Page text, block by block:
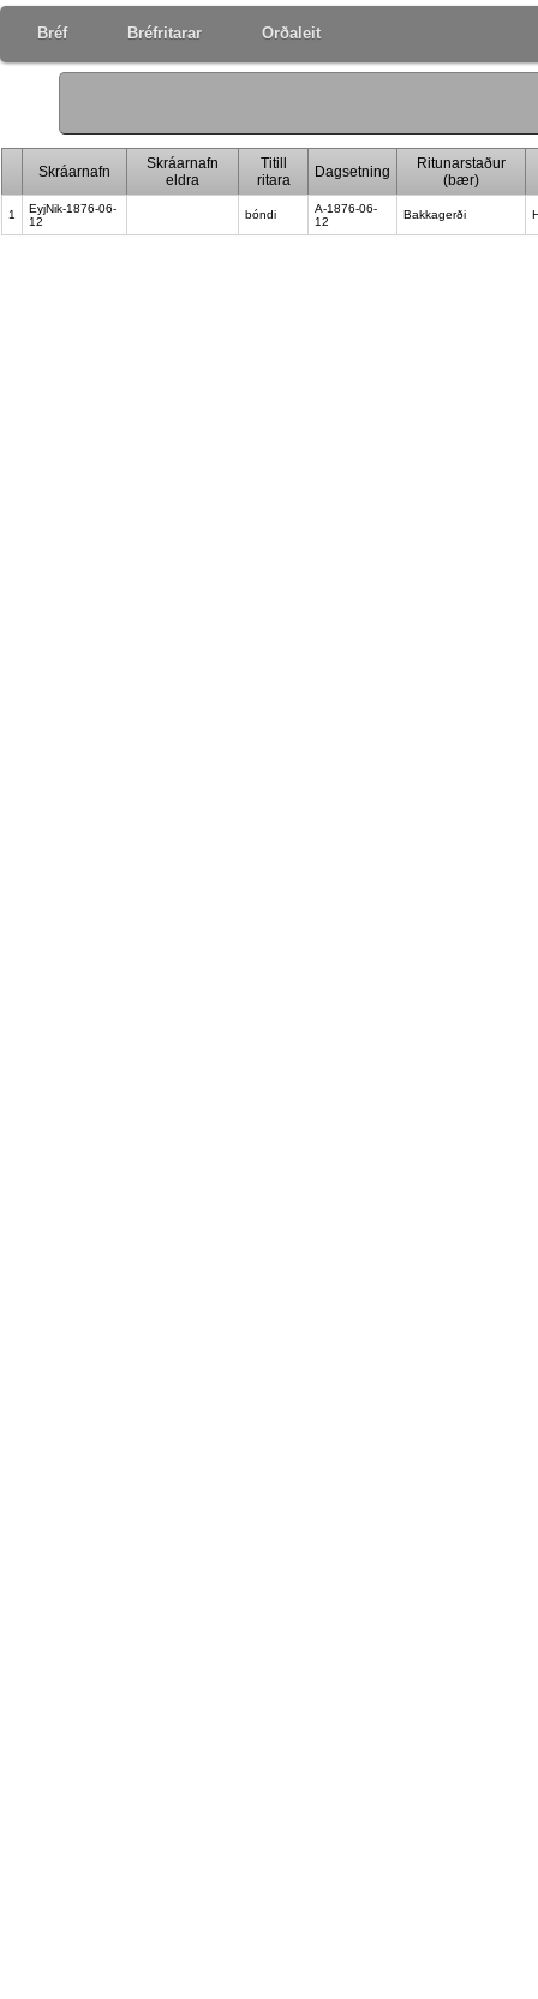
Bréf Bréfritarar Orðaleit
Skráarnafn
Skráarnafn
eldra
Titill
ritara
Dagsetning
Ritunarstaður
(bær)
1
EyjNik-1876-06-
12
bóndi
A-1876-06-
12
Bakkagerði